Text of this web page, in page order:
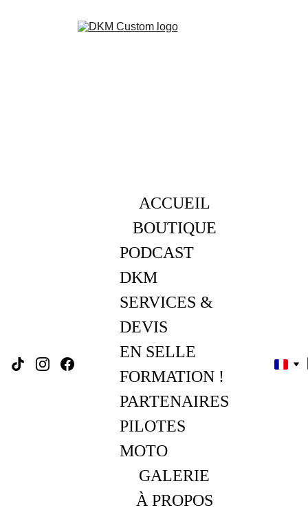
ACCUEIL
BOUTIQUE
PODCAST
DKM
SERVICES &
DEVIS
EN SELLE
FORMATION !
PARTENAIRES
PILOTES
MOTO
GALERIE
À PROPOS